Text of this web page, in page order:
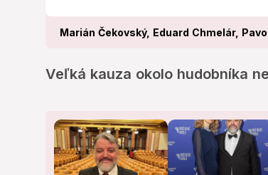
Marián Čekovský, Eduard Chmelár,
Veľká kauza okolo hudobníka